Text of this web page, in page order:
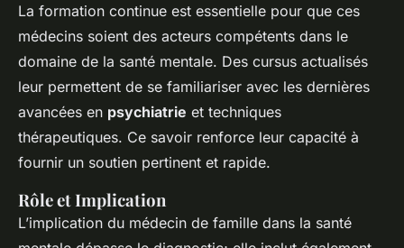
La formation continue est essentielle pour que ces
médecins soient des acteurs compétents dans le
domaine de la santé mentale. Des cursus actualisés
leur permettent de se familiariser avec les dernières
avancées en psychiatrie et techniques
thérapeutiques. Ce savoir renforce leur capacité à
fournir un soutien pertinent et rapide.
Rôle et Implication
L’implication du médecin de famille dans la santé